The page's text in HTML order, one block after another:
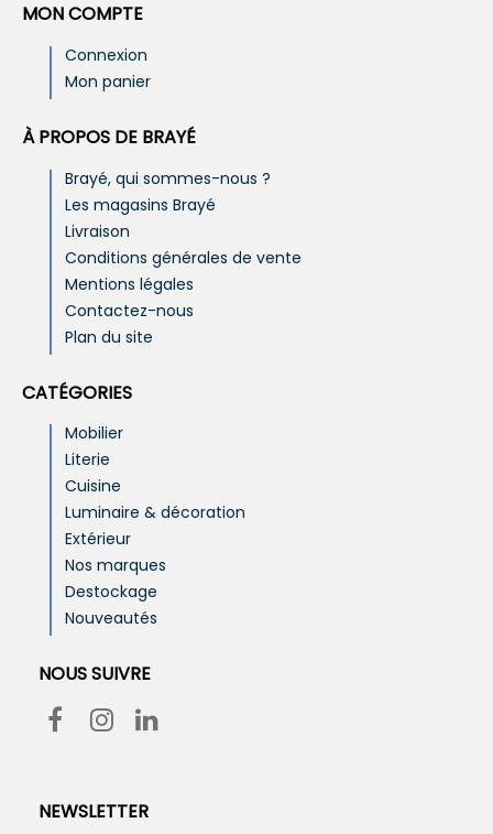
MON COMPTE
Connexion
Mon panier
À PROPOS DE BRAYÉ
Brayé, qui sommes-nous ?
Les magasins Brayé
Livraison
Conditions générales de vente
Mentions légales
Contactez-nous
Plan du site
CATÉGORIES
Mobilier
Literie
Cuisine
Luminaire & décoration
Extérieur
Nos marques
Destockage
Nouveautés
NOUS SUIVRE
NEWSLETTER